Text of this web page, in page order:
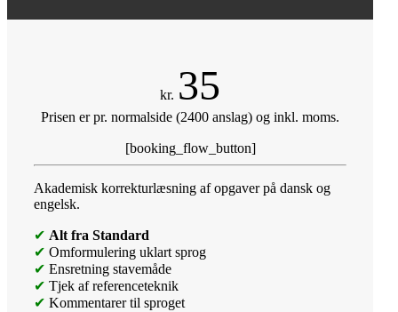
kr. 35
Prisen er pr. normalside (2400 anslag) og inkl. moms.
[booking_flow_button]
Akademisk korrekturlæsning af opgaver på dansk og
engelsk.
✔ Alt fra Standard
✔ Omformulering uklart sprog
✔ Ensretning stavemåde
✔ Tjek af referenceteknik
✔ Kommentarer til sproget